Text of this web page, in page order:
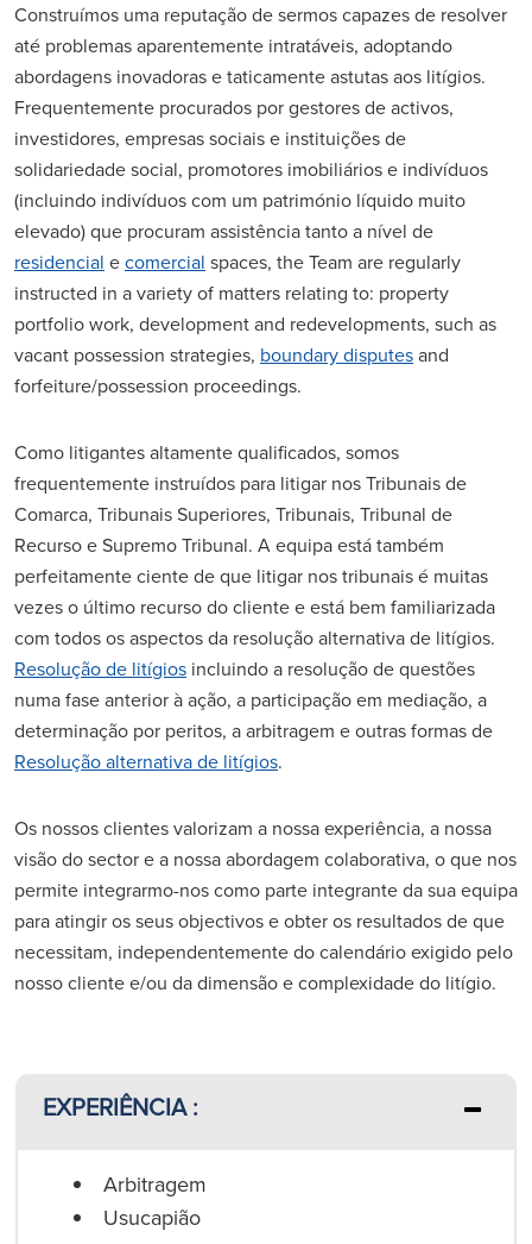
Construímos uma reputação de sermos capazes de resolver
até problemas aparentemente intratáveis, adoptando
abordagens inovadoras e taticamente astutas aos litígios.
Frequentemente procurados por gestores de activos,
investidores, empresas sociais e instituições de
solidariedade social, promotores imobiliários e indivíduos
(incluindo indivíduos com um património líquido muito
elevado) que procuram assistência tanto a nível de
residencial ecomercial spaces, the Team are regularly
instructed in a variety of matters relating to: property
portfolio work, development and redevelopments, such as
vacant possession strategies, boundary disputesand
forfeiture/possession proceedings.
Como litigantes altamente qualificados, somos
frequentemente instruídos para litigar nos Tribunais de
Comarca, Tribunais Superiores, Tribunais, Tribunal de
Recurso e Supremo Tribunal. A equipa está também
perfeitamente ciente de que litigar nos tribunais é muitas
vezes o último recurso do cliente e está bem familiarizada
com todos os aspectos da resolução alternativa de litígios.
Resolução de litígios incluindo a resolução de questões
numa fase anterior à ação, a participação em mediação, a
determinação por peritos, a arbitragem e outras formas de
Resolução alternativa de litígios.
Os nossos clientes valorizam a nossa experiência, a nossa
visão do sector e a nossa abordagem colaborativa, o que nos
permite integrarmo-nos como parte integrante da sua equipa
para atingir os seus objectivos e obter os resultados de que
necessitam, independentemente do calendário exigido pelo
nosso cliente e/ou da dimensão e complexidade do litígio.
EXPERIÊNCIA :
Arbitragem
Usucapião